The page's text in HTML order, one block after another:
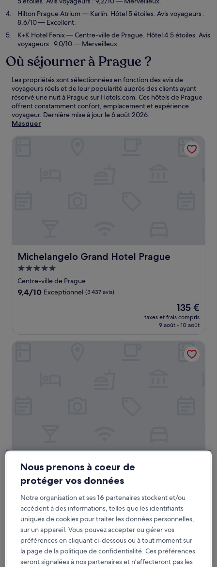
Hilton Prague Atrium— Karlín. Hôtel 5 étoiles. Avis voyageurs :
8,6/10 — Excellent.
K+K Hotel Fenix— Centre-ville de Prague. Hôtel 4.5 étoiles. Avis
voyageurs : 9,0/10 — Merveilleux.
Où séjourner à Prague ?
Les propriétés sont sélectionnées en fonction des avis de
voyageurs réels et de leur popularité auprès des clients ayant
réservé une nuit à Prague sur Hotels.com. Ces hôtels de Prague
offrent constamment confort, emplacement et expérience
voyageur. Dernière mise à jour le6 août 2026.
Masquer
Michelangelo Grand Hotel Prague
Michelangelo Grand Hotel Prague
Hébergement
5.0 étoiles
Centre-ville de Prague
9.4
9,4/10 Exceptionnel (3 437 avis)
Le
nouveau
prix
de
135 €
135 €
taxes et frais compris
9 août - 10 août
K+K Hotel Central Prague
Hébergement
4.5 étoiles
Centre-ville de Prague
9.2
10,
Merveilleux,
(1 223 avis)
9,2/10 Merveilleux (1 223 avis)
Le
nouveau
est
de
103 €
103 €
taxes et frais compris
23 août - 24 août
The Mozart Prague by Accor
Nous prenons à coeur de
protéger vos données
Notre organisation et ses16 partenaires stockent et/ou
accèdent à des informations, telles que les identifiants
uniques de cookies pour traiter les données personnelles,
sur un appareil. Vous pouvez accepter ou gérer vos
préférences en cliquant ci-dessous ou à tout moment sur
la page de la politique de confidentialité. Ces préférences
seront signalées à nos partenaires et n’affecteront pas les